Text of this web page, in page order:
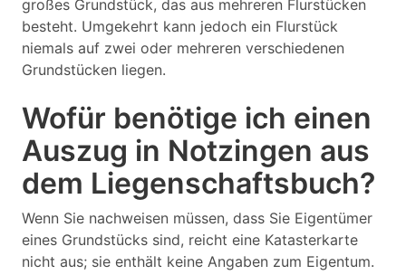
großes Grundstück, das aus mehreren Flurstücken
besteht. Umgekehrt kann jedoch ein Flurstück
niemals auf zwei oder mehreren verschiedenen
Grundstücken liegen.
Wofür benötige ich einen
Auszug in Notzingen aus
dem Liegenschaftsbuch?
Wenn Sie nachweisen müssen, dass Sie Eigentümer
eines Grundstücks sind, reicht eine Katasterkarte
nicht aus; sie enthält keine Angaben zum Eigentum.